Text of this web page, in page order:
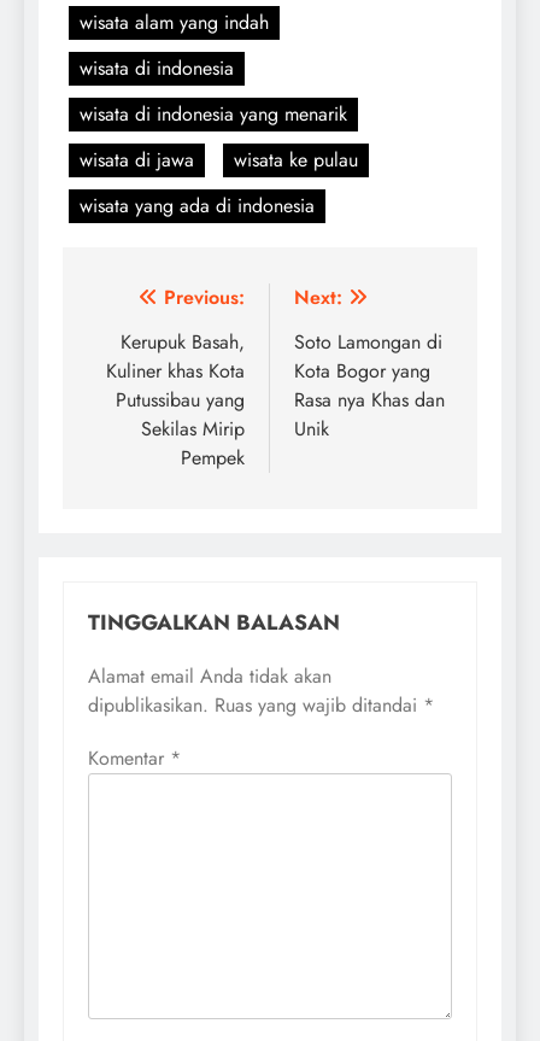
wisata alam yang indah
wisata di indonesia
wisata di indonesia yang menarik
wisata di jawa
wisata ke pulau
wisata yang ada di indonesia
Navigasi
pos
Previous:
Kerupuk Basah,
Kuliner khas Kota
Putussibau yang
Sekilas Mirip
Pempek
Next:
Soto Lamongan di
Kota Bogor yang
Rasa nya Khas dan
Unik
TINGGALKAN BALASAN
Alamat email Anda tidak akan
dipublikasikan. Ruas yang wajib ditandai *
Komentar *